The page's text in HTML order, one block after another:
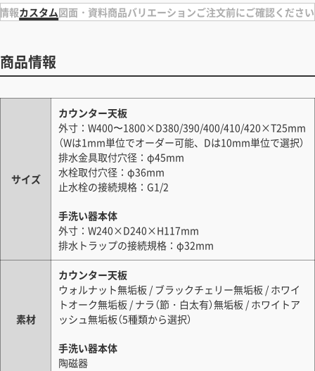
報カスタム図面・資料商品バリエーションご注文前にご確認ください
商品情報
サイズ
カウンター天板
外寸：W400〜1800×D380/390/400/410/420×T25mm
（Wは1mm単位でオーダー可能、Dは10mm単位で選択）
排水金具取付穴径：φ45mm
水栓取付穴径：φ36mm
止水栓の接続規格：G1/2
手洗い器本体
外寸：W240×D240×H117mm
排水トラップの接続規格：φ32mm
素材
カウンター天板
ウォルナット無垢板 / ブラックチェリー無垢板 / ホワイ
トオーク無垢板 / ナラ（節・白太有）無垢板 / ホワイトア
ッシュ無垢板（5種類から選択）
手洗い器本体
陶磁器